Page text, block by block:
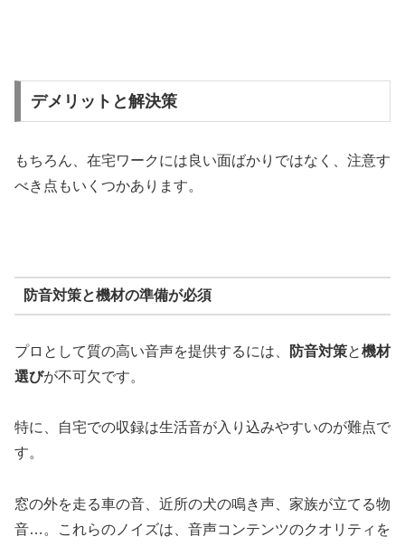
デメリットと解決策
もちろん、在宅ワークには良い面ばかりではなく、注意す
べき点もいくつかあります。
防音対策と機材の準備が必須
プロとして質の高い音声を提供するには、 防音対策と機材
選びが不可欠です。
特に、自宅での収録は生活音が入り込みやすいのが難点で
す。
窓の外を走る車の音、近所の犬の鳴き声、家族が立てる物
音…。これらのノイズは、音声コンテンツのクオリティを